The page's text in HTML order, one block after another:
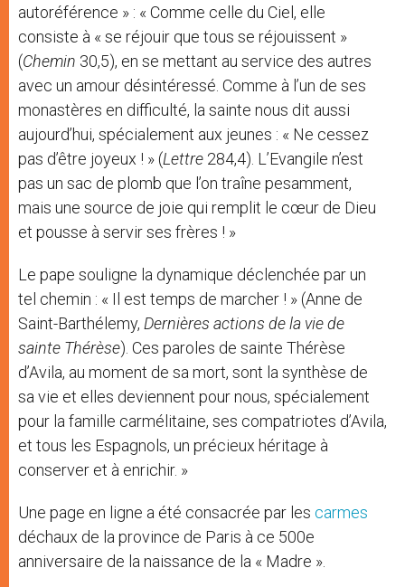
autoréférence » : « Comme celle du Ciel, elle
consiste à « se réjouir que tous se réjouissent »
(Chemin 30,5), en se mettant au service des autres
avec un amour désintéressé. Comme à l’un de ses
monastères en difficulté, la sainte nous dit aussi
aujourd’hui, spécialement aux jeunes : « Ne cessez
pas d’être joyeux ! » (Lettre 284,4). L’Evangile n’est
pas un sac de plomb que l’on traîne pesamment,
mais une source de joie qui remplit le cœur de Dieu
et pousse à servir ses frères ! »
Le pape souligne la dynamique déclenchée par un
tel chemin : « Il est temps de marcher ! » (Anne de
Saint-Barthélemy, Dernières actions de la vie de
sainte Thérèse). Ces paroles de sainte Thérèse
d’Avila, au moment de sa mort, sont la synthèse de
sa vie et elles deviennent pour nous, spécialement
pour la famille carmélitaine, ses compatriotes d’Avila,
et tous les Espagnols, un précieux héritage à
conserver et à enrichir. »
Une page en ligne a été consacrée par les carmes
déchaux de la province de Paris à ce 500e
anniversaire de la naissance de la « Madre ».